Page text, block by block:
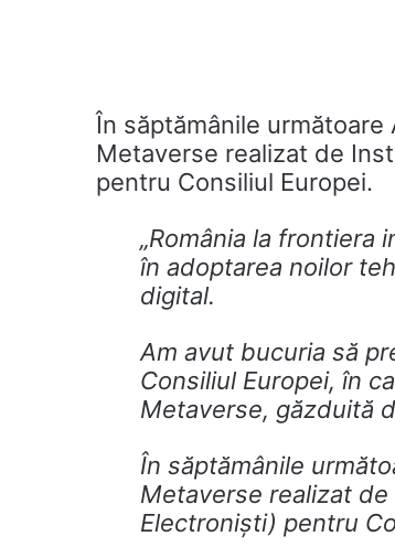
În săptămânile
Metaverse realizat de
pentru Consiliul Europei.
„România la frontiera
în adoptarea noilor
digital.
Am avut bucuria să
Consiliul Europei, în
Metaverse, găzduită
În săptămânile
Metaverse realizat
Electroniști) pentru